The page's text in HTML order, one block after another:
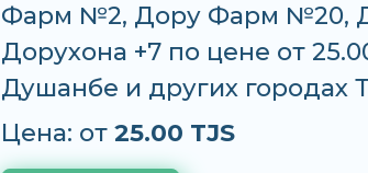
Фарм №2, Дору Фарм №20,
Дорухона +7 по цене от
Душанбе и других городах
Цена: от 25.00 TJS